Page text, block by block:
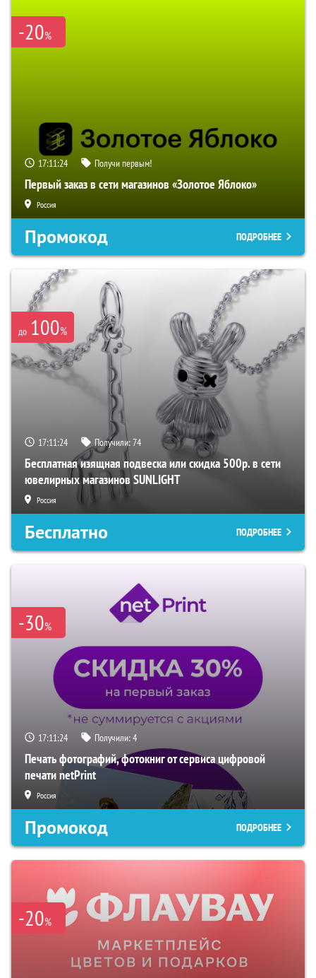
-20%
17:11:23 Получи первым!
Первый заказ в сети магазинов «Золотое Яблоко»
Россия
Промокод ПОДРОБНЕЕ
до 100%
17:11:23 Получили:74
Бесплатная изящная подвеска или скидка 500р. в сети
ювелирных магазинов SUNLIGHT
Россия
Бесплатно ПОДРОБНЕЕ
-30%
17:11:23 Получили:4
Печать фотографий, фотокниг от сервиса цифровой
печати netPrint
Россия
Промокод ПОДРОБНЕЕ
-20%